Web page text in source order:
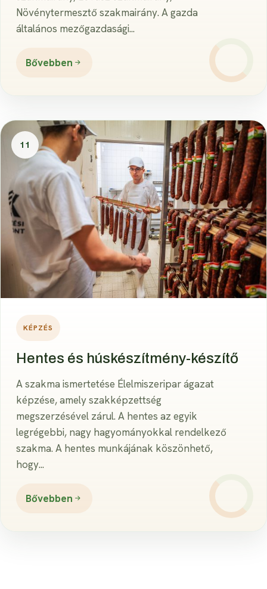
Növénytermesztő szakmairány. A gazda
általános mezőgazdasági...
Bővebben
11
KÉPZÉS
Hentes és húskészítmény-készítő
A szakma ismertetése Élelmiszeripar ágazat
képzése, amely szakképzettség
megszerzésével zárul. A hentes az egyik
legrégebbi, nagy hagyományokkal rendelkező
szakma. A hentes munkájának köszönhető,
hogy...
Bővebben